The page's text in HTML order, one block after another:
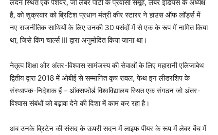
लंदन स्थित एक पेशेवर, जो लेबर पार्टी के प्रवासी समूह, लेबर इंडियंस के अध्यक्ष
हैं, को शुक्रवार को ब्रिटिश प्रधान मंत्री कीर स्टारर ने हाउस ऑफ लॉर्ड्स में
नए राजनीतिक साथियों के लिए उनकी 30 पसंदों में से एक के रूप में नामित किया
था, जिसे किंग चार्ल्स III द्वारा अनुमोदित किया जाना था।
नेतृत्व शिक्षा और अंतर-विश्वास सामंजस्य की सेवाओं के लिए महारानी एलिजाबेथ
द्वितीय द्वारा 2018 में ओबीई से सम्मानित कृष रावल, फेथ इन लीडरशिप के
संस्थापक-निदेशक हैं – ऑक्सफोर्ड विश्वविद्यालय स्थित एक संगठन जो अंतर-
विश्वास संबंधों को बढ़ावा देने की दिशा में काम कर रहा है।
अब उनके ब्रिटेन की संसद के ऊपरी सदन में लाइफ पीयर के रूप में लेबर बेंच में